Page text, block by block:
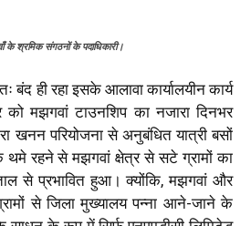
के श्रमिक संगठनों के पदाधिकारी।
बंद ही रहा इसके आलावा कार्यालयीन कार्य
को मझगवां टाउनशिप का नजारा दिनभर
खनन परियोजना से अनुबंधित यात्री बसों
रहने से मझगवां क्षेत्र से सटे ग्रामों का
से प्रभावित हुआ। क्योंकि, मझगवां और
से जिला मुख्यालय पन्ना आने-जाने के